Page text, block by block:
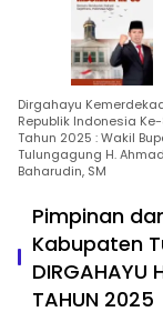
Dirgahayu
Republik Indonesia
Tahun 2025 : Wakil
Tulungagung H. Ahmad
Baharudin, SM
Pimpinan
Kabupaten
DIRGAHAYU
TAHUN 2025